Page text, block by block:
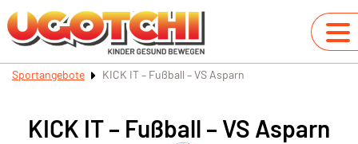
Sportangebote KICK IT – Fußball – VS Asparn
KICK IT – Fußball – VS Asparn